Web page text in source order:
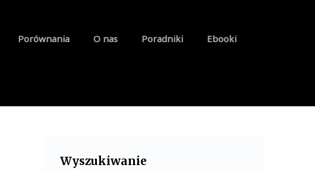
Porównania O nas Poradniki Ebooki
Wyszukiwanie